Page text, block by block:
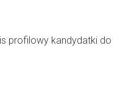
profilowy kandydatki do